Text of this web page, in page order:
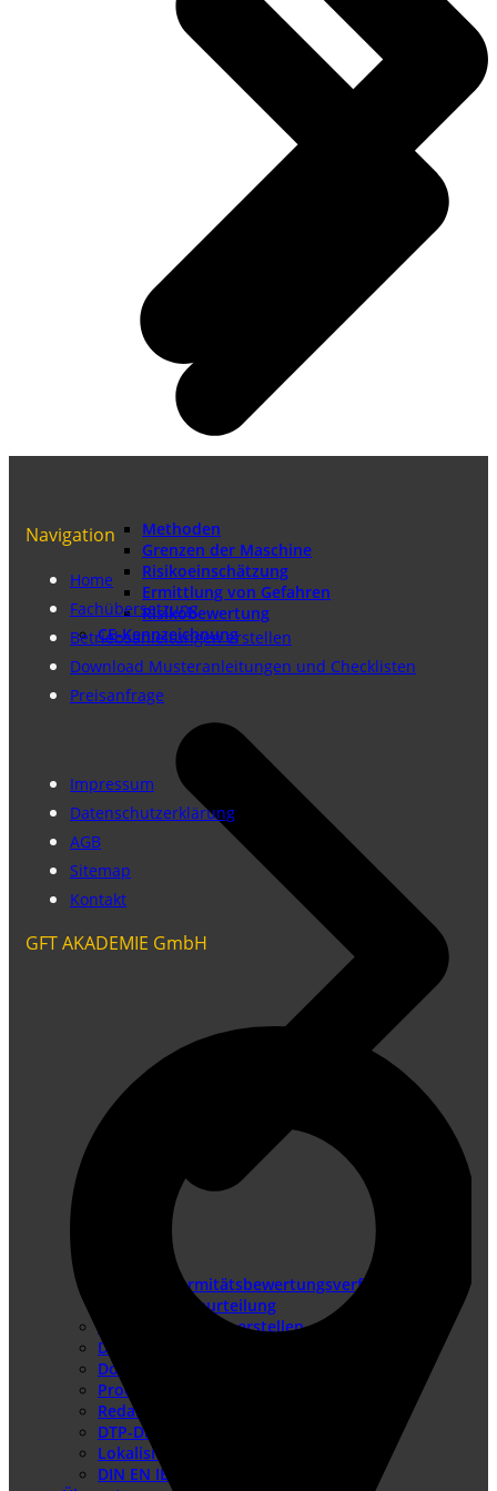
Methoden
Grenzen der Maschine
Risikoeinschätzung
Ermittlung von Gefahren
Risikobewertung
CE-Kennzeichnung
Konformitätsbewertungsverfahren
Risikobeurteilung
Betriebsanleitung erstellen
Doku-Check
Dokumentationsüberarbeitung
Produkthaftung USA
Redaktionssysteme
DTP-Dienste
Lokalisierung
DIN EN IEC/IEEE 82079-1
Navigation
Home
Fachübersetzung
Betriebsanleitungen erstellen
Download Musteranleitungen und Checklisten
Preisanfrage
Impressum
Datenschutzerklärung
AGB
Sitemap
Kontakt
GFT AKADEMIE GmbH